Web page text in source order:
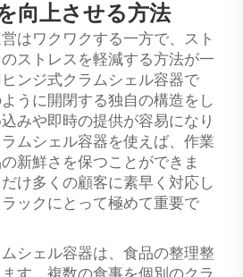
向上させる方法
はワクワクする一方で、スト
ストレスを軽減する方法が一
ンジ式クラムシェル容器で
うに開閉する独自の構造をし
みや即時の提供が容易になり
ムシェル容器を使えば、作業
新鮮さを保つことができま
け多くの顧客に素早く対応し
ックにとって極めて重要で
シェル容器は、食品の整理整
す。複数の食事を個別のクラ